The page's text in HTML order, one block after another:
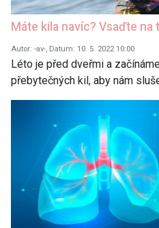
Máte kila navíc? Vsaďte na
Autor: -av-, Datum: 10. 5. 2022 10:00
Léto je před dveřmi a
přebytečných kil, aby nám